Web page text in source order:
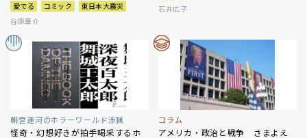
愛でる コミック
東日本大震災
谷原章介
石井広子
朝宮運河のホラーワールド渉猟
怪奇・幻想好きが拍手喝采するホ
コラム
アメリカ・政治と戦争 さまよえ